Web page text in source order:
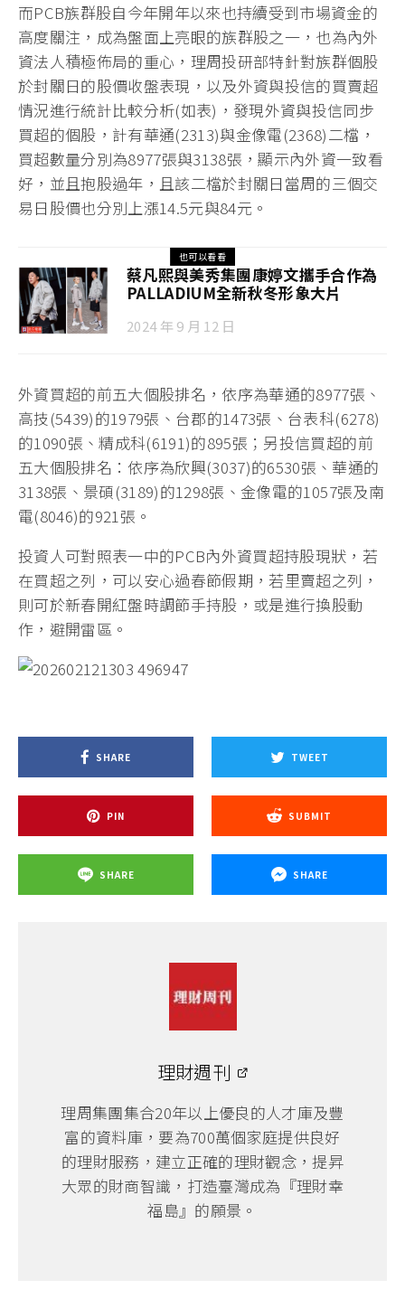
而PCB族群股自今年開年以來也持續受到市場資金的
高度關注，成為盤面上亮眼的族群股之一，也為內外
資法人積極佈局的重心，理周投研部特針對族群個股
於封關日的股價收盤表現，以及外資與投信的買賣超
情況進行統計比較分析(如表)，發現外資與投信同步
買超的個股，計有華通(2313)與金像電(2368)二檔，
買超數量分別為8977張與3138張，顯示內外資一致看
好，並且抱股過年，且該二檔於封關日當周的三個交
易日股價也分別上漲14.5元與84元。
也可以看看
蔡凡熙與美秀集團康婷文攜手合作為
PALLADIUM全新秋冬形象大片
2024 年 9 月 12 日
外資買超的前五大個股排名，依序為華通的8977張、
高技(5439)的1979張、台郡的1473張、台表科(6278)
的1090張、精成科(6191)的895張；另投信買超的前
五大個股排名：依序為欣興(3037)的6530張、華通的
3138張、景碩(3189)的1298張、金像電的1057張及南
電(8046)的921張。
投資人可對照表一中的PCB內外資買超持股現狀，若
在買超之列，可以安心過春節假期，若里賣超之列，
則可於新春開紅盤時調節手持股，或是進行換股動
作，避開雷區。
SHARE TWEET
PIN SUBMIT
SHARE SHARE
理財週刊
理周集團集合20年以上優良的人才庫及豐
富的資料庫，要為700萬個家庭提供良好
的理財服務，建立正確的理財觀念，提昇
大眾的財商智識，打造臺灣成為『理財幸
福島』的願景。